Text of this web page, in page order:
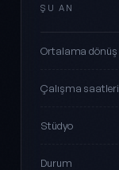
ŞU AN
Ortalama dönüş
Çalışma saatleri
Stüdyo
Durum